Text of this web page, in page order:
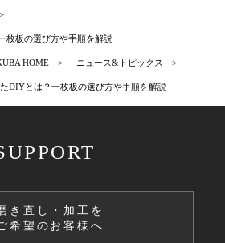
枚板の選び方や手順を解説
HOME ニュース&トピックス
DIYとは？一枚板の選び方や手順を解説
き直し・加工を
希望のお客様へ